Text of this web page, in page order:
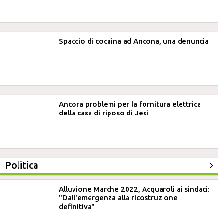
Spaccio di cocaina ad Ancona, una denuncia
Ancora problemi per la fornitura elettrica
della casa di riposo di Jesi
Politica
Alluvione Marche 2022, Acquaroli ai sindaci:
"Dall'emergenza alla ricostruzione
definitiva"